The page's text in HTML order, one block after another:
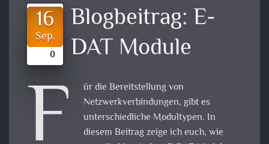
16
Sep.
0
Blogbeitrag: E-
DAT Module
ür die Bereitstellung von
Netzwerkverbindungen, gibt es
unterschiedliche Modultypen. In
diesem Beitrag zeige ich euch, wie